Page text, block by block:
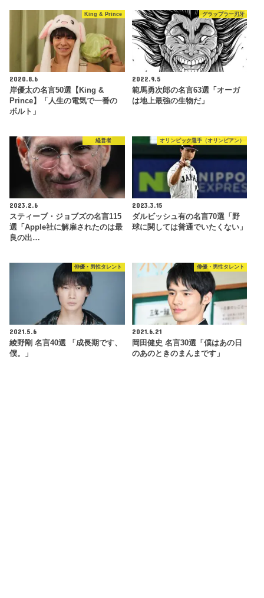
King & Prince
2020.8.6
岸優太の名言50選【King &
Prince】「人生の電気で一番の
ボルト」
グラップラー刃牙
2022.9.5
範馬勇次郎の名言63選「オーガ
は地上最強の生物だ」
経営者
2023.2.6
スティーブ・ジョブズの名言115
選「Apple社に解雇されたのは最
良の出…
オリンピック選手（オリンピアン）
2023.3.15
ダルビッシュ有の名言70選「野
球に関しては普通でいたくない」
俳優・男性タレント
2021.5.6
綾野剛 名言40選 「成長期です、
僕。」
俳優・男性タレント
2021.6.21
岡田健史 名言30選「僕はあの日
のあのときのまんまです」